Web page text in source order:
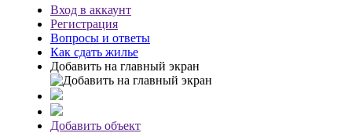
Вход в аккаунт
Регистрация
Вопросы и ответы
Как сдать жилье
Добавить на главный экран
Добавить объект